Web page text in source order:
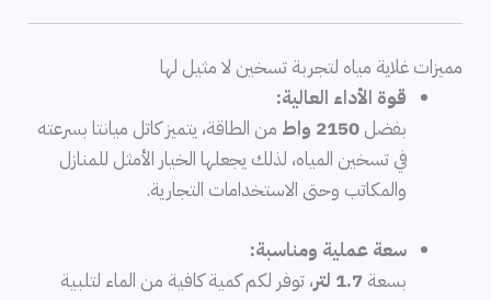
مميزات غلاية مياه لتجربة تسخين لا مثيل لها
قوة الأداء العالية:
بفضل2150 واط
من الطاقة، يتميز كاتل ميانتا بسرعته
في تسخين المياه، لذلك يجعلها الخيار الأمثل للمنازل
والمكاتب وحتى الاستخدامات التجارية.
سعة عملية ومناسبة:
بسعة 1.7 لتر
، توفر لكم كمية كافية من الماء لتلبية